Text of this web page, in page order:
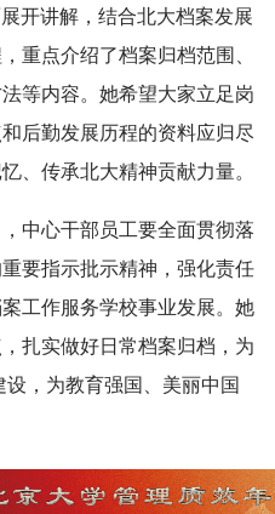
开讲解，结合北大档案发展
重点介绍了档案归档范围、
等内容。她希望大家立足岗
后勤发展历程的资料应归尽
、传承北大精神贡献力量。
中心干部员工要全面贯彻落
要指示批示精神，强化责任
工作服务学校事业发展。她
扎实做好日常档案归档，为
设，为教育强国、美丽中国